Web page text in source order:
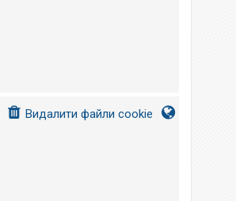
Видалити файли cookie